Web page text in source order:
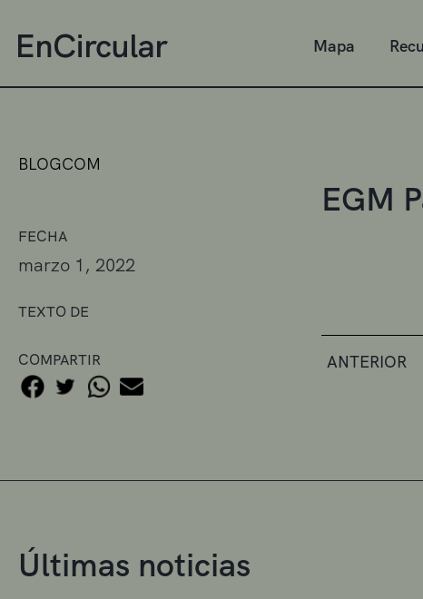
Mapa
BLOGCOM
FECHA
marzo 1, 2022
TEXTO DE
COMPARTIR
EGM
ANTERIOR
Últimas noticias